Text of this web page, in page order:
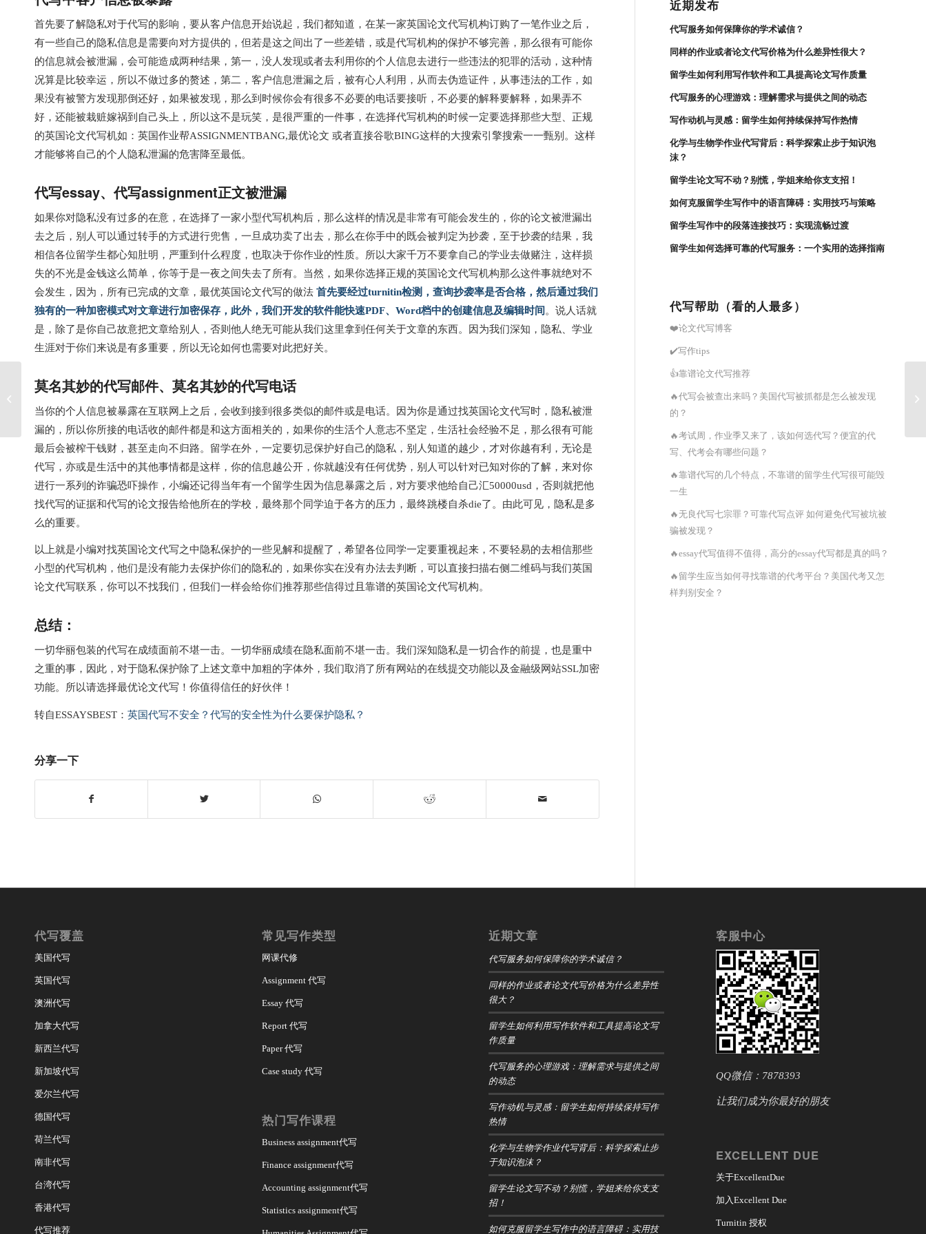
首先要了解隐私对于代写的影响，要从客户信息开始说起，我们都知道，在某一家英国论文代写机构订购了一笔作业之后，
有一些自己的隐私信息是需要向对方提供的，但若是这之间出了一些差错，或是代写机构的保护不够完善，那么很有可能你
的信息就会被泄漏，会可能造成两种结果，第一，没人发现或者去利用你的个人信息去进行一些违法的犯罪的活动，这种情
况算是比较幸运，所以不做过多的赘述，第二，客户信息泄漏之后，被有心人利用，从而去伪造证件，从事违法的工作，如
果没有被警方发现那倒还好，如果被发现，那么到时候你会有很多不必要的电话要接听，不必要的解释要解释，如果弄不
好，还能被栽赃嫁祸到自己头上，所以这不是玩笑，是很严重的一件事，在选择代写机构的时候一定要选择那些大型、正规
的英国论文代写机如：英国作业帮ASSIGNMENTBANG,最优论文 或者直接谷歌BING这样的大搜索引擎搜索一一甄别。这样
才能够将自己的个人隐私泄漏的危害降至最低。
代写essay、代写assignment正文被泄漏
如果你对隐私没有过多的在意，在选择了一家小型代写机构后，那么这样的情况是非常有可能会发生的，你的论文被泄漏出
去之后，别人可以通过转手的方式进行兜售，一旦成功卖了出去，那么在你手中的既会被判定为抄袭，至于抄袭的结果，我
相信各位留学生都心知肚明，严重到什么程度，也取决于你作业的性质。所以大家千万不要拿自己的学业去做赌注，这样损
失的不光是金钱这么简单，你等于是一夜之间失去了所有。当然，如果你选择正规的英国论文代写机构那么这件事就绝对不
会发生，因为，所有已完成的文章，最优英国论文代写的做法 首先要经过turnitin检测，查询抄袭率是否合格，然后通过我们
独有的一种加密模式对文章进行加密保存，此外，我们开发的软件能快速PDF、Word档中的创建信息及编辑时间 。说人话就
是，除了是你自己故意把文章给别人，否则他人绝无可能从我们这里拿到任何关于文章的东西。因为我们深知，隐私、学业
生涯对于你们来说是有多重要，所以无论如何也需要对此把好关。
莫名其妙的代写邮件、莫名其妙的代写电话
当你的个人信息被暴露在互联网上之后，会收到接到很多类似的邮件或是电话。因为你是通过找英国论文代写时，隐私被泄
漏的，所以你所接的电话收的邮件都是和这方面相关的，如果你的生活个人意志不坚定，生活社会经验不足，那么很有可能
最后会被榨干钱财，甚至走向不归路。留学在外，一定要切忌保护好自己的隐私，别人知道的越少，才对你越有利，无论是
代写，亦或是生活中的其他事情都是这样，你的信息越公开，你就越没有任何优势，别人可以针对已知对你的了解，来对你
进行一系列的诈骗恐吓操作，小编还记得当年有一个留学生因为信息暴露之后，对方要求他给自己汇50000usd，否则就把他
找代写的证据和代写的论文报告给他所在的学校，最终那个同学迫于各方的压力，最终跳楼自杀die了。由此可见，隐私是多
么的重要。
以上就是小编对找英国论文代写之中隐私保护的一些见解和提醒了，希望各位同学一定要重视起来，不要轻易的去相信那些
小型的代写机构，他们是没有能力去保护你们的隐私的，如果你实在没有办法去判断，可以直接扫描右侧二维码与我们英国
论文代写联系，你可以不找我们，但我们一样会给你们推荐那些信得过且靠谱的英国论文代写机构。
总结：
一切华丽包装的代写在成绩面前不堪一击。一切华丽成绩在隐私面前不堪一击。我们深知隐私是一切合作的前提，也是重中
之重的事，因此，对于隐私保护除了上述文章中加粗的字体外，我们取消了所有网站的在线提交功能以及金融级网站SSL加密
功能。所以请选择最优论文代写！你值得信任的好伙伴！
转自ESSAYSBEST： 英国代写不安全？代写的安全性为什么要保护隐私？
分享一下
近期发布
代写服务如何保障你的学术诚信？
同样的作业或者论文代写价格为什么差异性很大？
留学生如何利用写作软件和工具提高论文写作质量
代写服务的心理游戏：理解需求与提供之间的动态
写作动机与灵感：留学生如何持续保持写作热情
化学与生物学作业代写背后：科学探索止步于知识泡
沫？
留学生论文写不动？别慌，学姐来给你支支招！
如何克服留学生写作中的语言障碍：实用技巧与策略
留学生写作中的段落连接技巧：实现流畅过渡
留学生如何选择可靠的代写服务：一个实用的选择指南
代写帮助（看的人最多）
❤️论文代写博客
✔️写作tips
👍靠谱论文代写推荐
🔥代写会被查出来吗？美国代写被抓都是怎么被发现
的？
🔥考试周，作业季又来了，该如何选代写？便宜的代
写、代考会有哪些问题？
🔥靠谱代写的几个特点，不靠谱的留学生代写很可能毁
一生
🔥无良代写七宗罪？可靠代写点评 如何避免代写被坑被
骗被发现？
🔥essay代写值得不值得，高分的essay代写都是真的吗？
🔥留学生应当如何寻找靠谱的代考平台？美国代考又怎
样判别安全？
代写覆盖
美国代写
英国代写
澳洲代写
加拿大代写
新西兰代写
新加坡代写
爱尔兰代写
德国代写
荷兰代写
南非代写
台湾代写
香港代写
代写推荐
常见写作类型
网课代修
Assignment 代写
Essay 代写
Report 代写
Paper 代写
Case study 代写
热门写作课程
Business assignment代写
Finance assignment代写
Accounting assignment代写
Statistics assignment代写
近期文章
代写服务如何保障你的学术诚信？
同样的作业或者论文代写价格为什么差异性
很大？
留学生如何利用写作软件和工具提高论文写
作质量
代写服务的心理游戏：理解需求与提供之间
的动态
写作动机与灵感：留学生如何持续保持写作
热情
化学与生物学作业代写背后：科学探索止步
于知识泡沫？
留学生论文写不动？别慌，学姐来给你支支
招！
如何克服留学生写作中的语言障碍：实用技
客服中心
QQ微信：7878393
让我们成为你最好的朋友
EXCELLENT DUE
关于ExcellentDue
加入Excellent Due
Turnitin 授权
网课代修的价格怎么样？哪里的售后
服务更好？